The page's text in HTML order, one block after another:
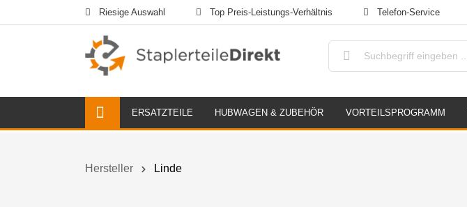
Riesige Auswahl Top Preis-Leistungs-Verhältnis Telefon-Service
ERSATZTEILE HUBWAGEN & ZUBEHÖR VORTEILSPROGRAMM
Hersteller Linde